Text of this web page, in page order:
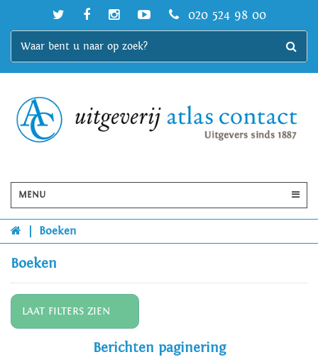
020 524 98 00
MENU
Boeken
Boeken
LAAT FILTERS ZIEN
Berichten paginering